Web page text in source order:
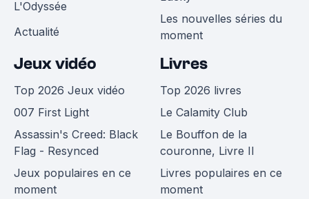
L'Odyssée
Actualité
Les nouvelles séries du
moment
Jeux vidéo
Top 2026 Jeux vidéo
007 First Light
Assassin's Creed: Black
Flag - Resynced
Jeux populaires en ce
moment
Livres
Top 2026 livres
Le Calamity Club
Le Bouffon de la
couronne, Livre II
Livres populaires en ce
moment